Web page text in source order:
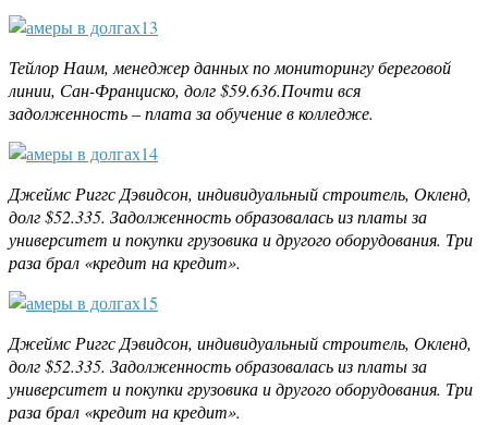
Тейлор Наим, менеджер данных по мониторингу береговой
линии, Сан-Франциско, долг $59.636.Почти вся
задолженность – плата за обучение в колледже.
Джеймс Риггс Дэвидсон, индивидуальный строитель, Окленд,
долг $52.335. Задолженность образовалась из платы за
университет и покупки грузовика и другого оборудования. Три
раза брал «кредит на кредит».
Джеймс Риггс Дэвидсон, индивидуальный строитель, Окленд,
долг $52.335. Задолженность образовалась из платы за
университет и покупки грузовика и другого оборудования. Три
раза брал «кредит на кредит».